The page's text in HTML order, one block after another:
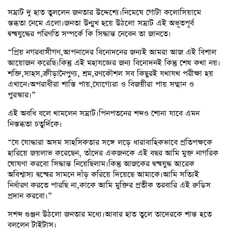
সম্রাট দু হাত তুললেন জনতার উদ্দেশ্যে।নিমেষে গোটা কলোসিয়ামে
স্তব্ধতা নেমে এলো।জনতা উন্মুখ হয়ে উঠলো সম্রাট এই অভূতপূর্ব
দ্বন্দ্বযুদ্ধের পরিণতি সম্পর্কে কি সিদ্ধান্ত নেবেন তা জানতে।
“প্রিয় নগরবাসীগণ,আপনাদের বিনোদনের জন্যই আমরা আজ এই বিশাল
আয়োজন করেছি।কিন্তু এই মহাযজ্ঞের জন্য বিনোদনই কিন্তু শেষ কথা নয়।
শক্তি,সাহস,ক্রীড়ানৈপুণ্য, শ্রম,রণকৌশল সব কিছুরই যথাযথ পরীক্ষা হয়
এখানে।অপরাধীরা শাস্তি পায়,যোগ্যেরা ও বিজয়ীরা পায় সম্মান ও
পুরস্কার।”
এই অবধি বলে থামলেন সম্রাট।পিনপতনের শব্দও শোনা যাবে এমন
নিস্তব্ধতা চতুর্দিকে।
“যে যোদ্ধারা অসম সাহসিকতার সঙ্গে লড়ে ধারাবাহিকভাবে প্রতিপক্ষকে
হারিয়ে জয়লাভ করেছেন, তাঁদের একজনকে এই বছর আমি মুক্ত নাগরিক
ঘোষণা করবো সিদ্ধান্ত নিয়েছিলাম।কিন্তু আজকের দ্বন্দ্বযুদ্ধ আরেক
অবিশ্বাস্য দ্বন্দ্বের সামনে দাঁড় করিয়ে দিয়েছে আমাকে।আমি সত্যিই
নির্ধারণ করতে পারছি না,কাকে আমি মুক্তির প্রতীক তরবারি এই রুডিস
প্রদান করবো।”
সশব্দ গুঞ্জন উঠলো জনতার মধ্যে।আবার হাত তুলে তাদেরকে শান্ত হতে
বললেন টাইটাস।